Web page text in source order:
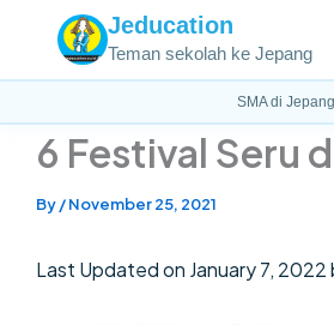
Jeducation
Teman sekolah ke Jepang
SMA di Jepang
content
6 Festival Seru
By/November 25, 2021
Last Updated on January 7, 2022